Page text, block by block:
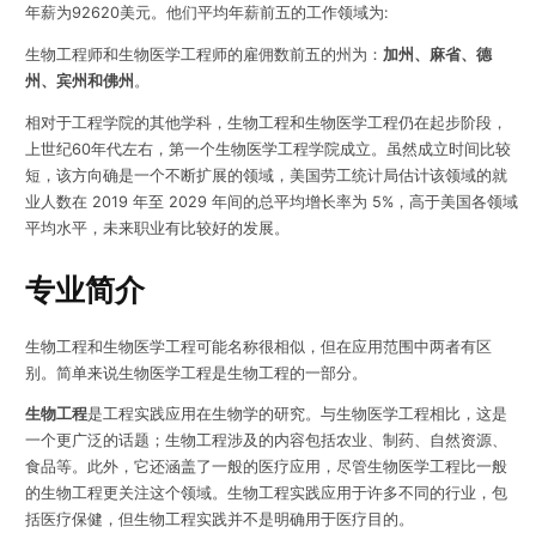
年薪为92620美元。他们平均年薪前五的工作领域为:
生物工程师和生物医学工程师的雇佣数前五的州为： 加州、麻省、德
州、宾州和佛州 。
相对于工程学院的其他学科，生物工程和生物医学工程仍在起步阶段，
上世纪60年代左右，第一个生物医学工程学院成立。虽然成立时间比较
短，该方向确是一个不断扩展的领域，美国劳工统计局估计该领域的就
业人数在 2019 年至 2029 年间的总平均增长率为 5%，高于美国各领域
平均水平，未来职业有比较好的发展。
专业简介
生物工程和生物医学工程可能名称很相似，但在应用范围中两者有区
别。简单来说生物医学工程是生物工程的一部分。
生物工程是工程实践应用在生物学的研究。与生物医学工程相比，这是
一个更广泛的话题；生物工程涉及的内容包括农业、制药、自然资源、
食品等。此外，它还涵盖了一般的医疗应用，尽管生物医学工程比一般
的生物工程更关注这个领域。生物工程实践应用于许多不同的行业，包
括医疗保健，但生物工程实践并不是明确用于医疗目的。